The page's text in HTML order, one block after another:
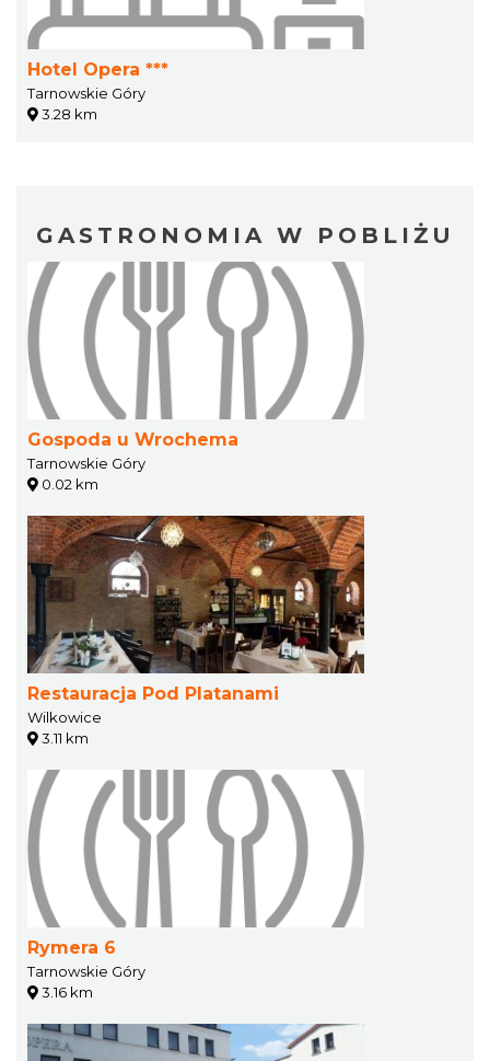
Hotel Opera ***
Tarnowskie Góry
3.28 km
GASTRONOMIA W POBLIŻU
Gospoda u Wrochema
Tarnowskie Góry
0.02 km
Restauracja Pod Platanami
Wilkowice
3.11 km
Rymera 6
Tarnowskie Góry
3.16 km